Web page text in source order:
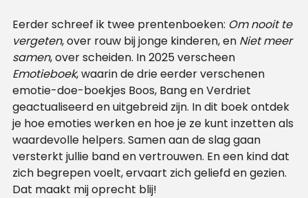
Eerder schreef ik twee prentenboeken: Om nooit te
vergeten, over rouw bij jonge kinderen, en Niet meer
samen, over scheiden. In 2025 verscheen
Emotieboek, waarin de drie eerder verschenen
emotie-doe-boekjes Boos, Bang en Verdriet
geactualiseerd en uitgebreid zijn. In dit boek ontdek
je hoe emoties werken en hoe je ze kunt inzetten als
waardevolle helpers. Samen aan de slag gaan
versterkt jullie band en vertrouwen. En een kind dat
zich begrepen voelt, ervaart zich geliefd en gezien.
Dat maakt mij oprecht blij!